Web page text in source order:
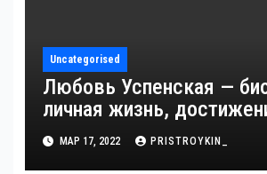
Uncategorised
Любовь Успенская —
личная жизнь,
МАР 17, 2022 PRISTROYKIN_